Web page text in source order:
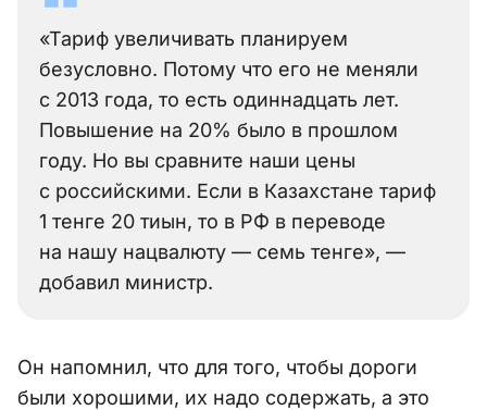
«Тариф увеличивать планируем
безусловно. Потому что его не меняли
с 2013 года, то есть одиннадцать лет.
Повышение на 20% было в прошлом
году. Но вы сравните наши цены
с российскими. Если в Казахстане тариф
1 тенге 20 тиын, то в РФ в переводе
на нашу нацвалюту — семь тенге», —
добавил министр.
Он напомнил, что для того, чтобы дороги
были хорошими, их надо содержать, а это